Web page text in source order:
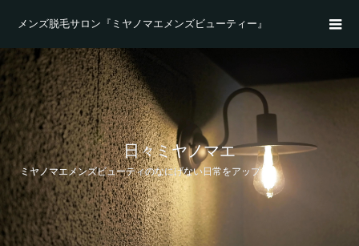
メンズ脱毛サロン『ミヤノマエメンズビューティー』
日々ミヤノマエ
ミヤノマエメンズビューティのなにげない日常をアップ